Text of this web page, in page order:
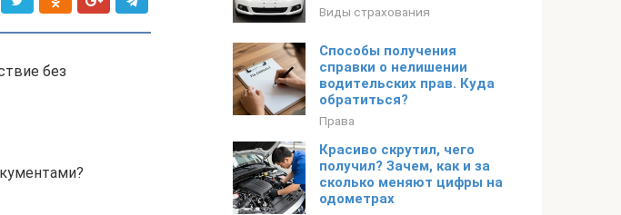
без
Виды страхования
Способы получения
справки о нелишении
водительских прав. Куда
обратиться?
Права
Красиво скрутил, чего
получил? Зачем, как и за
сколько меняют цифры на
одометрах